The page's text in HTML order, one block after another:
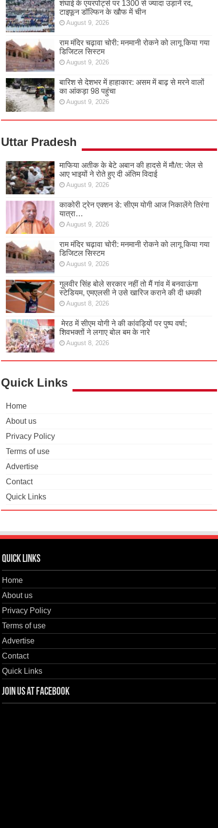
शंघाई के एयरपोर्ट्स पर 1300 से ज्यादा उड़ानें रद,
टाइफून डॉल्फिन के खौफ में चीन
August 9, 2026
राम मंदिर चढ़ावा चोरी: मनमानी रोकने को लागू किया गया
डिजिटल सिस्टम
August 9, 2026
बारिश से देशभर में हाहाकार: असम में बाढ़ से मरने वालों
का आंकड़ा 98 पहुंचा
August 9, 2026
Uttar Pradesh
माफिया अतीक के बेटे अबान की हादसे में मौ/त: जेल से
आए भाइयों ने रोते हुए दी अंतिम विदाई
August 9, 2026
काकोरी ट्रेन एक्शन डे: सीएम योगी आज निकालेंगे तिरंगा
यात्रा…
August 9, 2026
राम मंदिर चढ़ावा चोरी: मनमानी रोकने को लागू किया गया
डिजिटल सिस्टम
August 9, 2026
गुलवीर सिंह बोले सरकार नहीं तो मैं गांव में बनवाऊंगा
स्टेडियम, एमएलसी ने उसे खारिज कराने की दी धमकी
August 8, 2026
मेरठ में सीएम योगी ने की कांवड़ियों पर पुष्प वर्षा;
शिवभक्तों ने लगाए बोल बम के नारे
August 8, 2026
Quick Links
Home
About us
Privacy Policy
Terms of use
Advertise
Contact
Quick Links
Quick Links
Home
About us
Privacy Policy
Terms of use
Advertise
Contact
Quick Links
Join us at Facebook